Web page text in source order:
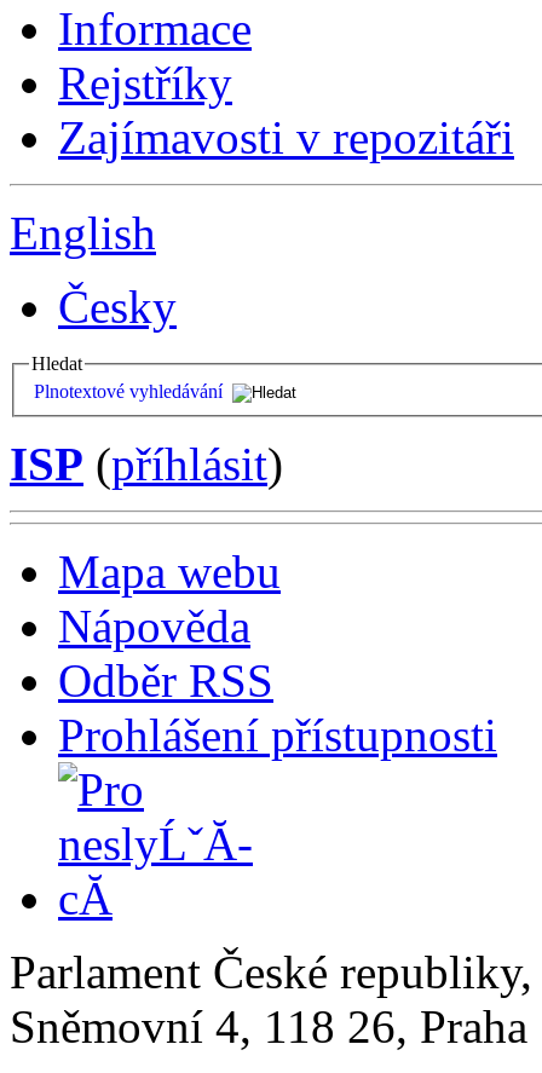
Informace
Rejstříky
Zajímavosti v repozitáři
English
Česky
Hledat
Plnotextové vyhledávání
ISP (příhlásit)
Mapa webu
Nápověda
Odběr RSS
Prohlášení přístupnosti
Parlament České
Sněmovní 4, 118 26,